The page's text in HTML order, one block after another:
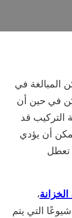
المبالغة في
في حين أن
التركيب قد
أن يؤدي
تعطل
،
التي يتم